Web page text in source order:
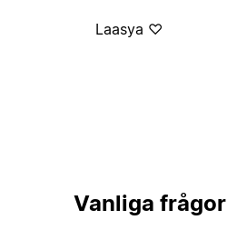
Laasya ♡
Vanliga frågor